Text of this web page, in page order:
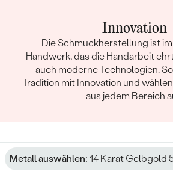
Innovation
Die Schmuckherstellung ist
Handwerk, das die Handarbeit
auch moderne Technologien.
Tradition mit Innovation und
aus jedem Bereich
Metall auswählen: 14 Karat Gelbgold